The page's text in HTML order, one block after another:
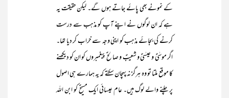
کے نمونے بھی پائے جاتے ہوں گے۔ لیکن حقیقت یہ
ہے کہ ان لوگوں نے اپنے آپ کو مذہب سے درست
کرنے کی بجائے مذہب کو اپنی وجہ سے خراب کر دیا تھا۔
اگر موسٰیؑ و عیسٰیؑ و شعیبؑ و صالح ؑپیغمبروں کو ان کو دیکھنے
کا موقع ملتا تو وہ ہرگز نہ پہچان سکتے کہ یہ ہمارے ہی اصول
پر چلنے والے لوگ ہیں۔ عام عیسائی ایک مسیحؑ کو ابن اللہ